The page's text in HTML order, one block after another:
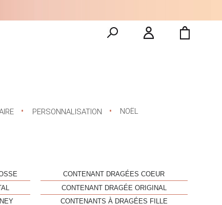
PERSONNALISATION NOËL
CONTENANT DRAGÉES COEUR
CONTENANT DRAGÉE ORIGINAL
CONTENANTS À DRAGÉES FILLE